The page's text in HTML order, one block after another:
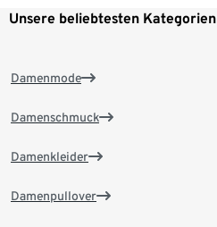
Unsere beliebtesten Kategorien
Damenmode
Damenschmuck
Damenkleider
Damenpullover